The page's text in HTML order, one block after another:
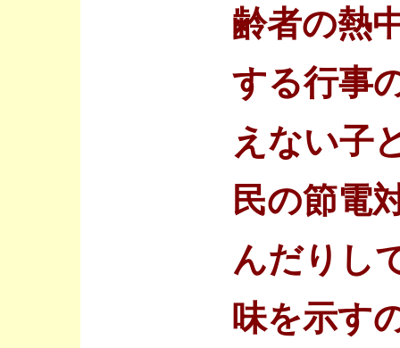
齢者の熱
する行事
えない子
民の節電
んだりし
味を示す